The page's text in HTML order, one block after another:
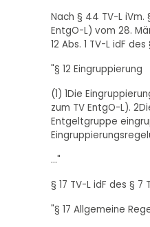
Nach § 44 TV-L
EntgO-L) vom 28.
12 Abs. 1 TV-L idF
"§ 12 Eingruppierung
(1) 1Die
zum TV EntgO-L).
Entgeltgruppe
..."
§ 17 TV-L idF des § 7
"§ 17 Allgemeine